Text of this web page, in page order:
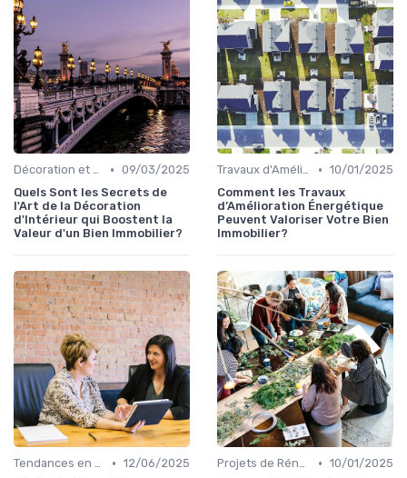
Décoration et Design d'Intérieur • 09/03/2025
Quels Sont les Secrets de
l'Art de la Décoration
d'Intérieur qui Boostent la
Valeur d'un Bien Immobilier?
Travaux d'Amélioration Énergétique • 10/01/2025
Comment les Travaux
d’Amélioration Énergétique
Peuvent Valoriser Votre Bien
Immobilier?
Tendances en Aménagement Domestique • 12/06/2025
Projets de Rénovation • 10/01/2025